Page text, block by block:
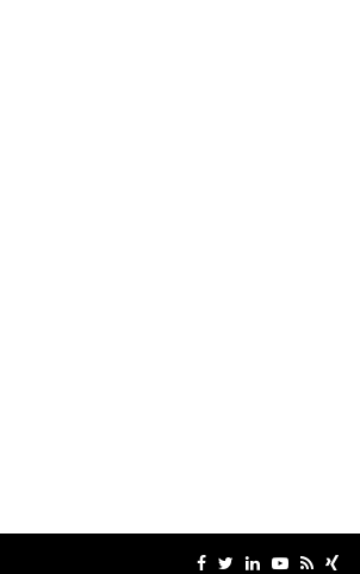
Facebook
TwitterLinkedinYoutube
RssXing